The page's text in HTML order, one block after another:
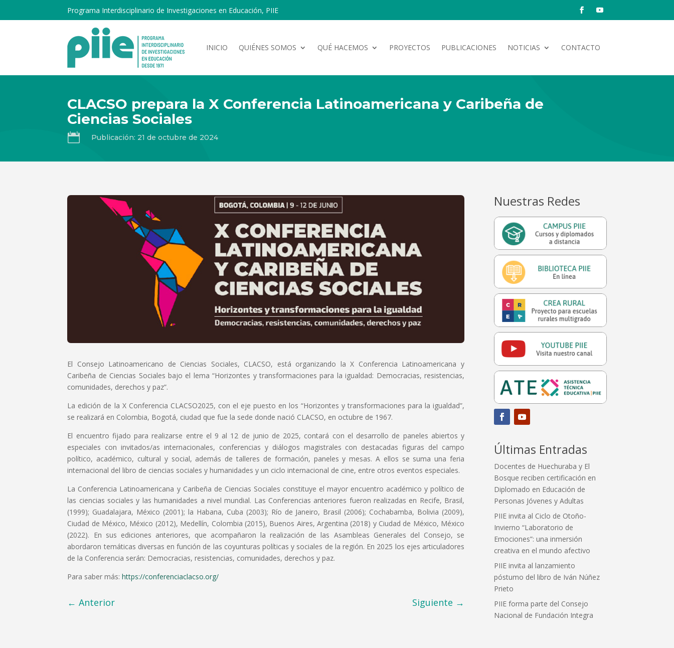
Programa Interdisciplinario de Investigaciones en Educación, PIIE
INICIO QUIÉNES SOMOS QUÉ HACEMOS PROYECTOS PUBLICACIONES NOTICIAS CONTACTO
CLACSO prepara la X Conferencia Latinoamericana y Caribeña de
Ciencias Sociales
 Publicación: 21 de octubre de 2024
El Consejo Latinoamericano de Ciencias Sociales, CLACSO, está organizando la X Conferencia Latinoamericana y
Caribeña de Ciencias Sociales bajo el lema “Horizontes y transformaciones para la igualdad: Democracias, resistencias,
comunidades, derechos y paz”.
La edición de la X Conferencia CLACSO2025, con el eje puesto en los “Horizontes y transformaciones para la igualdad”,
se realizará en Colombia, Bogotá, ciudad que fue la sede donde nació CLACSO, en octubre de 1967.
El encuentro fijado para realizarse entre el 9 al 12 de junio de 2025, contará con el desarrollo de paneles abiertos y
especiales con invitados/as internacionales, conferencias y diálogos magistrales con destacadas figuras del campo
político, académico, cultural y social, además de talleres de formación, paneles y mesas. A ellos se suma una feria
internacional del libro de ciencias sociales y humanidades y un ciclo internacional de cine, entre otros eventos especiales.
La Conferencia Latinoamericana y Caribeña de Ciencias Sociales constituye el mayor encuentro académico y político de
las ciencias sociales y las humanidades a nivel mundial. Las Conferencias anteriores fueron realizadas en Recife, Brasil,
(1999); Guadalajara, México (2001); la Habana, Cuba (2003); Río de Janeiro, Brasil (2006); Cochabamba, Bolivia (2009),
Ciudad de México, México (2012), Medellín, Colombia (2015), Buenos Aires, Argentina (2018) y Ciudad de México, México
(2022). En sus ediciones anteriores, que acompañaron la realización de las Asambleas Generales del Consejo, se
abordaron temáticas diversas en función de las coyunturas políticas y sociales de la región. En 2025 los ejes articuladores
de la Conferencia serán: Democracias, resistencias, comunidades, derechos y paz.
Para saber más:https://conferenciaclacso.org/
←Anterior Siguiente →
Nuestras Redes
Últimas Entradas
Docentes de Huechuraba y El
Bosque reciben certificación en
Diplomado en Educación de
Personas Jóvenes y Adultas
PIIE invita al Ciclo de Otoño-
Invierno “Laboratorio de
Emociones”: una inmersión
creativa en el mundo afectivo
PIIE invita al lanzamiento
póstumo del libro de Iván Núñez
Prieto
PIIE forma parte del Consejo
Nacional de Fundación Integra